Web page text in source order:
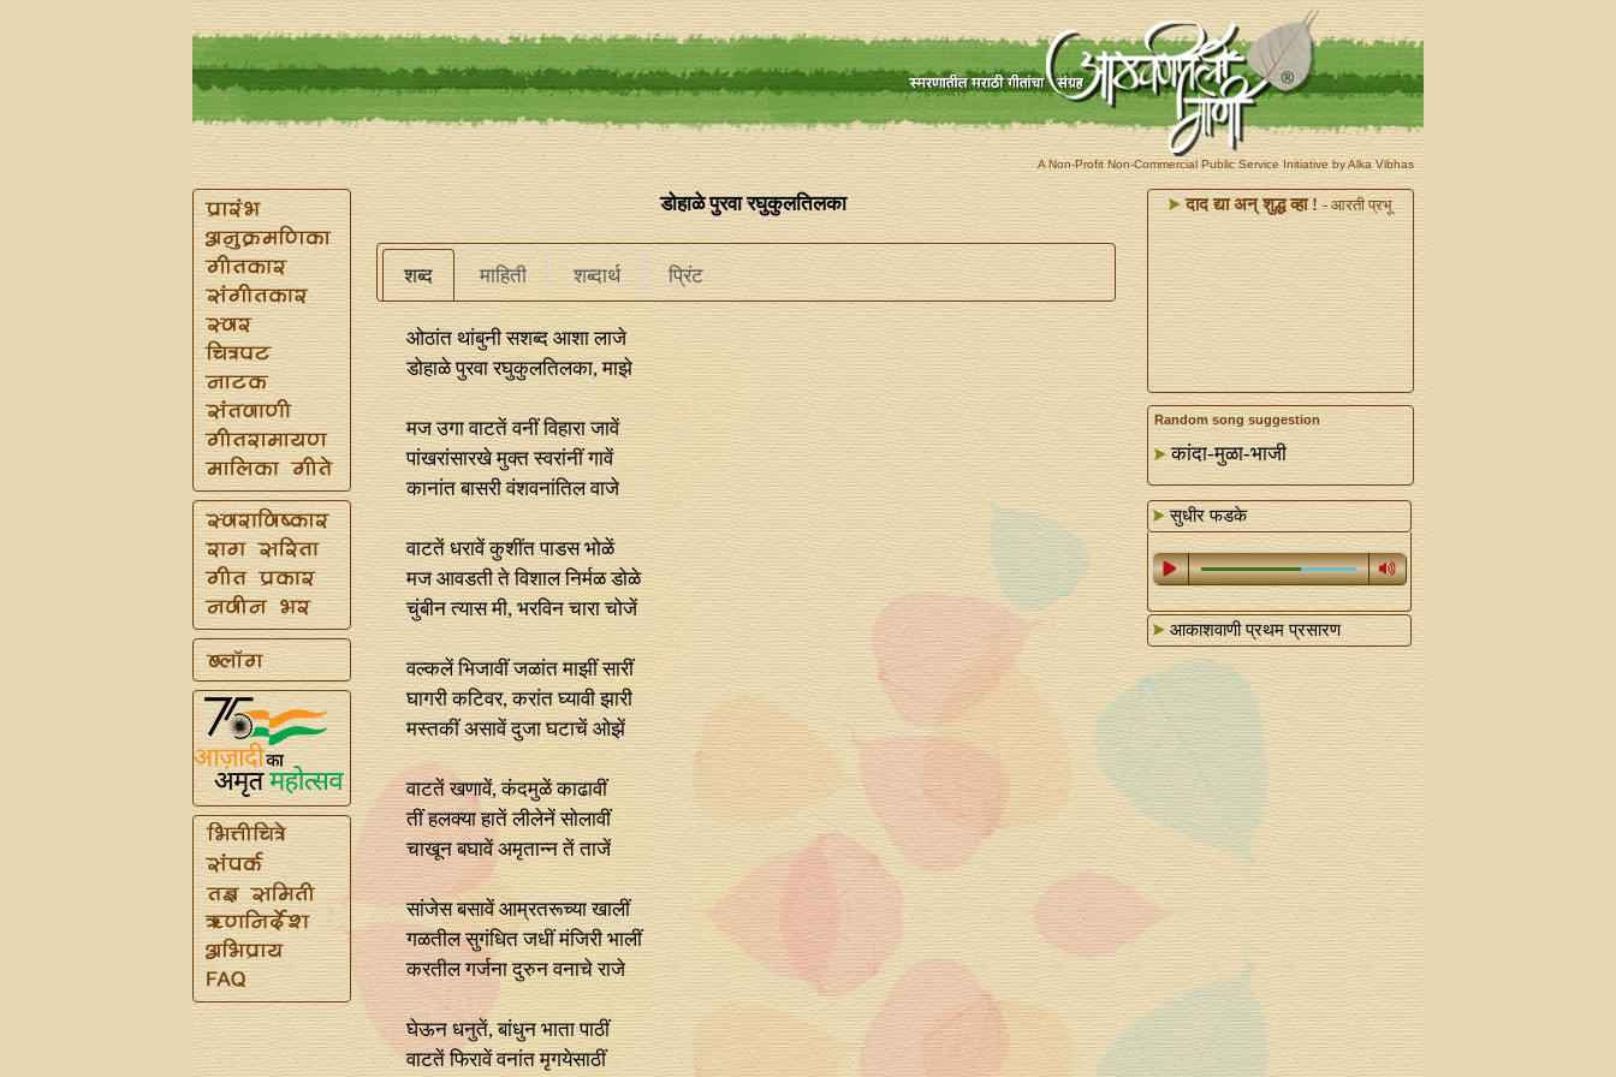
A Non-Profit Non-Commercial Public Service Initiative by Alka Vibhas
डोहाळे पुरवा रघुकुलतिलका
शब्द माहिती शब्दार्थ प्रिंट
ओठांत थांबुनी सशब्द आशा लाजे
डोहाळे पुरवा रघुकुलतिलका, माझे
मज उगा वाटतें वनीं विहारा जावें
पांखरांसारखे मुक्त स्वरांनीं गावें
कानांत बासरी वंशवनांतिल वाजे
वाटतें धरावें कुशींत पाडस भोळें
मज आवडती ते विशाल निर्मळ डोळे
चुंबीन त्यास मी, भरविन चारा चोजें
वल्कलें भिजावीं जळांत माझीं सारीं
घागरी कटिवर, करांत घ्यावी झारी
मस्तकीं असावें दुजा घटाचें ओझें
वाटतें खणावें, कंदमुळें काढावीं
तीं हलक्या हातें लीलेनें सोलावीं
चाखून बघावें अमृतान्‍न तें ताजें
सांजेस बसावें आम्रतरूच्या खालीं
गळतील सुगंधित जधीं मंजिरी भालीं
करतील गर्जना दुरुन वनाचे राजे
घेऊन धनुतें, बांधुन भाता पाठीं
वाटतें फिरावें वनांत मृगयेसाठीं
दाद द्या अन्‌ शुद्ध व्हा ! - आरती प्रभू
Random song suggestion
कांदा-मुळा-भाजी
सुधीर फडके
आकाशवाणी प्रथम प्रसारण